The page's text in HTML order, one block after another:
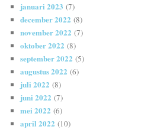
januari 2023 (7)
december 2022 (8)
november 2022 (7)
oktober 2022 (8)
september 2022 (5)
augustus 2022 (6)
juli 2022 (8)
juni 2022 (7)
mei 2022 (6)
april 2022 (10)